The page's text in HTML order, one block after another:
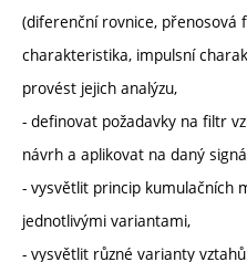
(diferenční rovnice, přenosová
charakteristika, impulsní
provést jejich analýzu,
- definovat požadavky na filtr
návrh a aplikovat na daný
- vysvětlit princip kumulačních
jednotlivými variantami,
- vysvětlit různé varianty